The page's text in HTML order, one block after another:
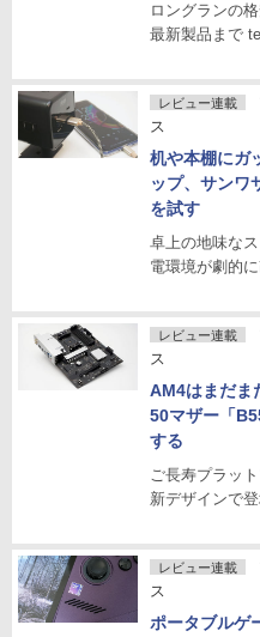
ロングランの
最新製品まで
レビュー連載
ス
机や本棚にガ
ップ、サンワ
を試す
卓上の地味な
電環境が劇的
レビュー連載
ス
AM4はまだま
50マザー「
する
ご長寿プラッ
新デザインで
レビュー連載
ス
ポータブルゲ